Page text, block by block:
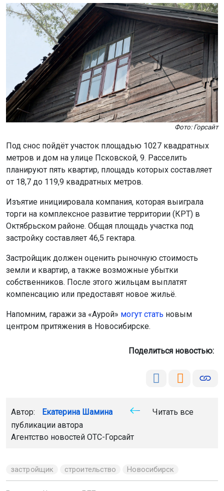
Фото: Горсайт
Под снос пойдёт участок площадью 1027 квадратных
метров и дом на улице Псковской, 9. Расселить
планируют пять квартир, площадь которых составляет
от 18,7 до 119,9 квадратных метров.
Изъятие инициировала компания, которая выиграла
торги на комплексное развитие территории (КРТ) в
Октябрьском районе. Общая площадь участка под
застройку составляет 46,5 гектара.
Застройщик должен оценить рыночную стоимость
земли и квартир, а также возможные убытки
собственников. После этого жильцам выплатят
компенсацию или предоставят новое жильё.
Напомним, гаражи за «Аурой» могут стать новым
центром притяжения в Новосибирске.
Поделиться новостью:
Автор: Екатерина Шамина
Читать все
публикации автора
Агентство новостей ОТС-Горсайт
застройщик строительство Новосибирск